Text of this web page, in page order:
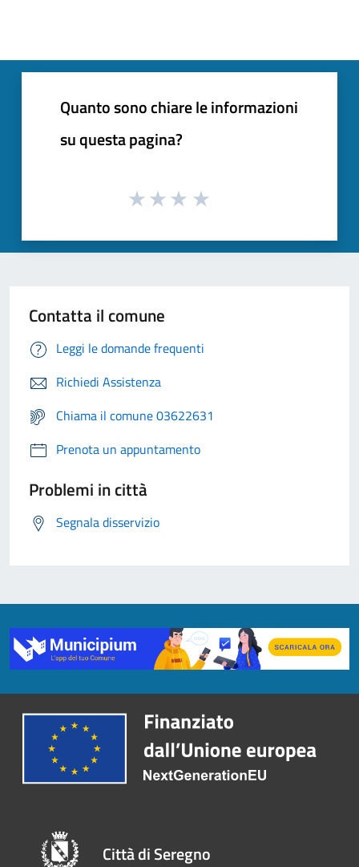
Quanto sono chiare le informazioni
su questa pagina?
Contatta il comune
Leggi le domande frequenti
Richiedi Assistenza
Chiama il comune 03622631
Prenota un appuntamento
Problemi in città
Segnala disservizio
Città di Seregno